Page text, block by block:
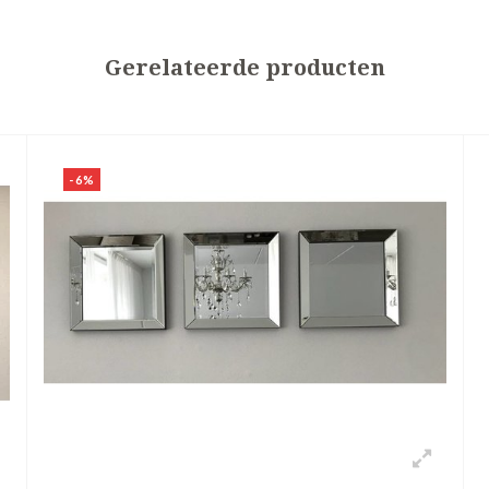
Gerelateerde producten
-6%